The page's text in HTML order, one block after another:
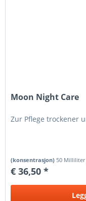
Moon Night Care
Zur Pflege trockener
(konsentrasjon)50
€ 36,50 *